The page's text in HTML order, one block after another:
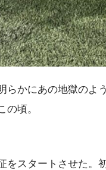
らかにあの地獄のよ
の頃。
をスタートさせた。